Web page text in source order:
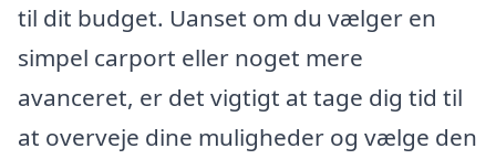
til dit budget. Uanset om du vælger en
simpel carport eller noget mere
avanceret, er det vigtigt at tage dig tid til
at overveje dine muligheder og vælge den